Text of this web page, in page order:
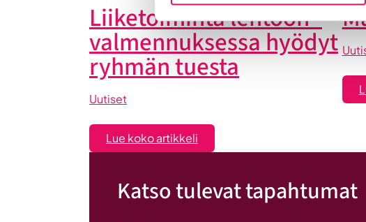
Liiketoiminta lentoon -
valmennuksessa hyödyt
ryhmän tuesta
Uutiset
Lue koko artikkeli
Liiketoiminta
-
valmennuksessa
Katso tulevat tapahtumat